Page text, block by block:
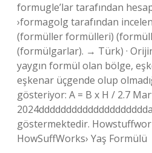
formugle’lar tarafından
›formagolg tarafından
(formüller formülleri)
(formülgarlar). → Türk) ·
yaygın formül olan bölge,
eşkenar üçgende olup
gösteriyor: A = B x H / 2.7
göstermektedir.
HowSuffWorks› Yaş Formülü